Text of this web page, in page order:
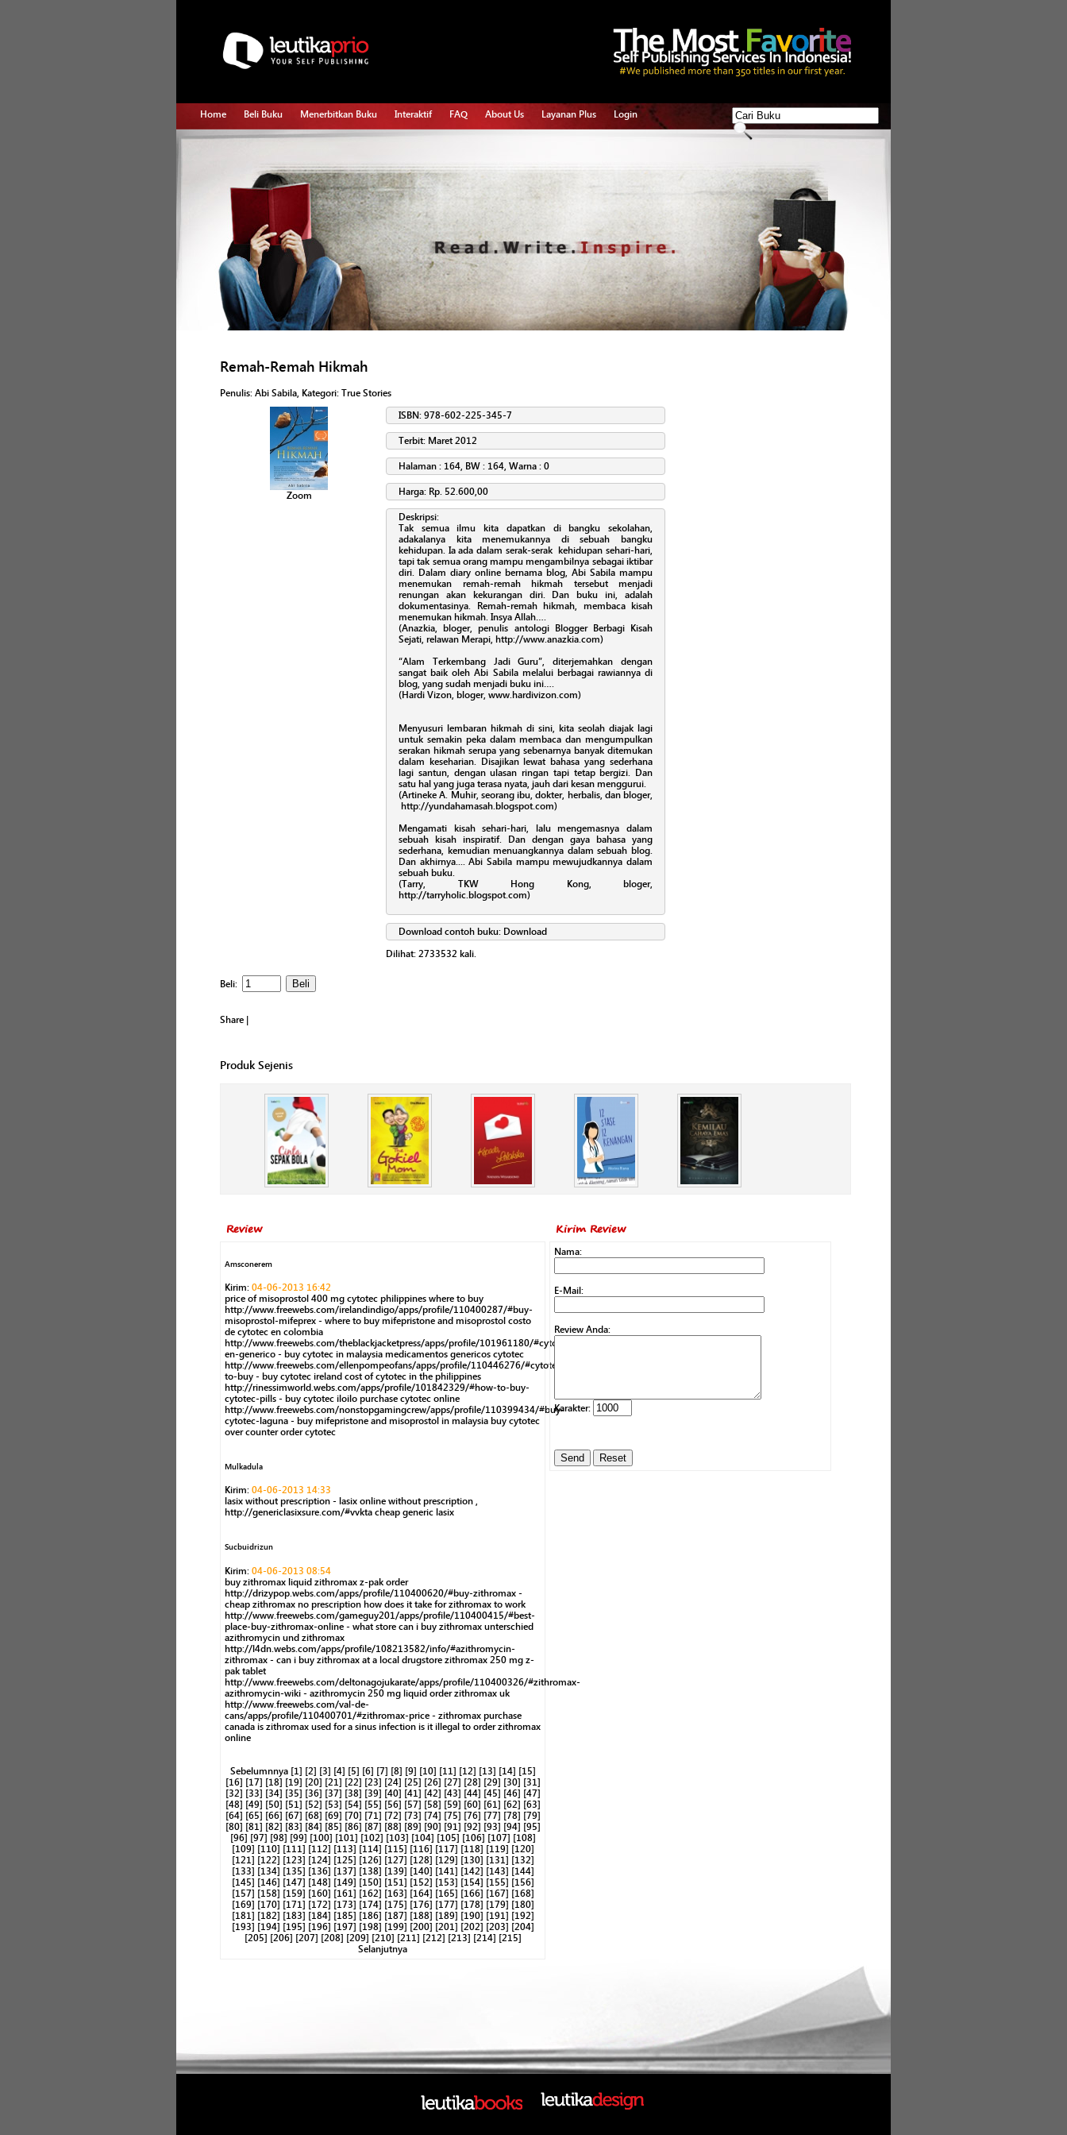
Home Beli Buku Menerbitkan Buku Interaktif FAQ About Us Layanan Plus Login
Remah-Remah Hikmah
Penulis: Abi Sabila, Kategori: True Stories
Zoom
ISBN: 978-602-225-345-7
Terbit: Maret 2012
Halaman : 164, BW : 164, Warna : 0
Harga: Rp. 52.600,00
Deskripsi:
Tak semua ilmu kita dapatkan di bangku sekolahan,
adakalanya kita menemukannya di sebuah bangku
kehidupan. Ia ada dalam serak-serak kehidupan sehari-hari,
tapi tak semua orang mampu mengambilnya sebagai iktibar
diri. Dalam diary online bernama blog, Abi Sabila mampu
menemukan remah-remah hikmah tersebut menjadi
renungan akan kekurangan diri. Dan buku ini, adalah
dokumentasinya. Remah-remah hikmah, membaca kisah
menemukan hikmah. Insya Allah….
(Anazkia, bloger, penulis antologi Blogger Berbagi Kisah
Sejati, relawan Merapi, http://www.anazkia.com)
“Alam Terkembang Jadi Guru”, diterjemahkan dengan
sangat baik oleh Abi Sabila melalui berbagai rawiannya di
blog, yang sudah menjadi buku ini….
(Hardi Vizon, bloger, www.hardivizon.com)
Menyusuri lembaran hikmah di sini, kita seolah diajak lagi
untuk semakin peka dalam membaca dan mengumpulkan
serakan hikmah serupa yang sebenarnya banyak ditemukan
dalam keseharian. Disajikan lewat bahasa yang sederhana
lagi santun, dengan ulasan ringan tapi tetap bergizi. Dan
satu hal yang juga terasa nyata, jauh dari kesan menggurui.
(Artineke A. Muhir, seorang ibu, dokter, herbalis, dan bloger,
http://yundahamasah.blogspot.com)
Mengamati kisah sehari-hari, lalu mengemasnya dalam
sebuah kisah inspiratif. Dan dengan gaya bahasa yang
sederhana, kemudian menuangkannya dalam sebuah blog.
Dan akhirnya.... Abi Sabila mampu mewujudkannya dalam
sebuah buku.
(Tarry, TKW Hong Kong, bloger,
http://tarryholic.blogspot.com)
Download contoh buku: Download
Dilihat: 2733532 kali.
Beli:
Share |
Produk Sejenis
Review
Amsconerem
Kirim: 04-06-2013 16:42
price of misoprostol 400 mg cytotec philippines where to buy
http://www.freewebs.com/irelandindigo/apps/profile/110400287/#buy-
misoprostol-mifeprex - where to buy mifepristone and misoprostol costo
de cytotec en colombia
http://www.freewebs.com/theblackjacketpress/apps/profile/101961180/#cytotec-
en-generico - buy cytotec in malaysia medicamentos genericos cytotec
http://www.freewebs.com/ellenpompeofans/apps/profile/110446276/#cytotec-
to-buy - buy cytotec ireland cost of cytotec in the philippines
http://rinessimworld.webs.com/apps/profile/101842329/#how-to-buy-
cytotec-pills - buy cytotec iloilo purchase cytotec online
http://www.freewebs.com/nonstopgamingcrew/apps/profile/110399434/#buy-
cytotec-laguna - buy mifepristone and misoprostol in malaysia buy cytotec
over counter order cytotec
Mulkadula
Kirim: 04-06-2013 14:33
lasix without prescription - lasix online without prescription ,
http://genericlasixsure.com/#vvkta cheap generic lasix
Sucbuidrizun
Kirim: 04-06-2013 08:54
buy zithromax liquid zithromax z-pak order
http://drizypop.webs.com/apps/profile/110400620/#buy-zithromax -
cheap zithromax no prescription how does it take for zithromax to work
http://www.freewebs.com/gameguy201/apps/profile/110400415/#best-
place-buy-zithromax-online - what store can i buy zithromax unterschied
azithromycin und zithromax
http://l4dn.webs.com/apps/profile/108213582/info/#azithromycin-
zithromax - can i buy zithromax at a local drugstore zithromax 250 mg z-
pak tablet
http://www.freewebs.com/deltonagojukarate/apps/profile/110400326/#zithromax-
azithromycin-wiki - azithromycin 250 mg liquid order zithromax uk
http://www.freewebs.com/val-de-
cans/apps/profile/110400701/#zithromax-price - zithromax purchase
canada is zithromax used for a sinus infection is it illegal to order zithromax
online
Sebelumnnya [1] [2] [3] [4] [5] [6] [7] [8] [9] [10] [11] [12] [13] [14] [15]
[16] [17] [18] [19] [20] [21] [22] [23] [24] [25] [26] [27] [28] [29] [30] [31]
[32] [33] [34] [35] [36] [37] [38] [39] [40] [41] [42] [43] [44] [45] [46] [47]
[48] [49] [50] [51] [52] [53] [54] [55] [56] [57] [58] [59] [60] [61] [62] [63]
[64] [65] [66] [67] [68] [69] [70] [71] [72] [73] [74] [75] [76] [77] [78] [79]
[80] [81] [82] [83] [84] [85] [86] [87] [88] [89] [90] [91] [92] [93] [94] [95]
[96] [97] [98] [99] [100] [101] [102] [103] [104] [105] [106] [107] [108]
[109] [110] [111] [112] [113] [114] [115] [116] [117] [118] [119] [120]
[121] [122] [123] [124] [125] [126] [127] [128] [129] [130] [131] [132]
[133] [134] [135] [136] [137] [138] [139] [140] [141] [142] [143] [144]
[145] [146] [147] [148] [149] [150] [151] [152] [153] [154] [155] [156]
[157] [158] [159] [160] [161] [162] [163] [164] [165] [166] [167] [168]
[169] [170] [171] [172] [173] [174] [175] [176] [177] [178] [179] [180]
[181] [182] [183] [184] [185] [186] [187] [188] [189] [190] [191] [192]
[193] [194] [195] [196] [197] [198] [199] [200] [201] [202] [203] [204]
[205] [206] [207] [208] [209] [210] [211] [212] [213] [214] [215]
Selanjutnya
Kirim Review
Nama:
E-Mail:
Review Anda:
Karakter: